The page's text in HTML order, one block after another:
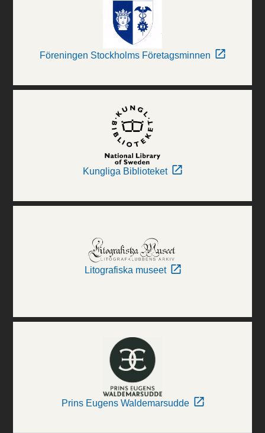
Föreningen Stockholms Företagsminnen
Kungliga Biblioteket
Litografiska museet
Prins Eugens Waldemarsudde